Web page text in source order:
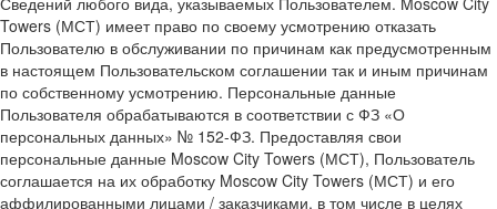
Towers (МСТ) имеет право по своему усмотрению отказать
Пользователю в обслуживании по причинам как предусмотренным
в настоящем Пользовательском соглашении так и иным причинам
по собственному усмотрению. Персональные данные
Пользователя обрабатываются в соответствии с ФЗ «О
персональных данных» № 152-ФЗ. Предоставляя свои
персональные данные Moscow City Towers (МСТ), Пользователь
соглашается на их обработку Moscow City Towers (МСТ) и его
аффилированными лицами / заказчиками, в том числе в целях